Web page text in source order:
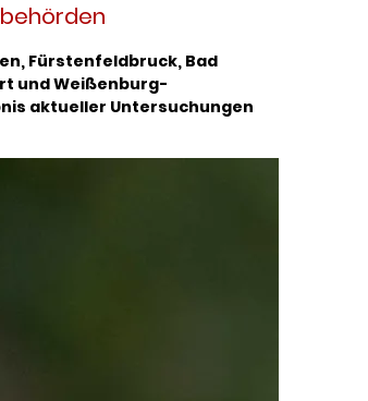
Fürstenfeldbruck, Bad
und Weißenburg-
aktueller Untersuchungen